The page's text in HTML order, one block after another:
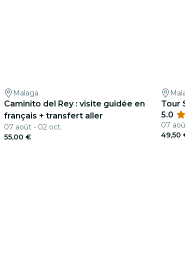
Malaga
Caminito del Rey : visite guidée en
français + transfert aller
07 août - 02 oct.
55,00 €
Tour
5.0
07
49,50